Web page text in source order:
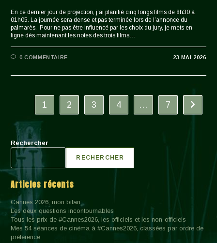
En ce dernier jour de projection, j’ai planifié cinq longs films de 8h30 à
01h05. La journée sera dense et pas terminée lors de l’annonce du
palmarès. Pour ne pas être influencé par les choix du jury, je mets en
ligne dès maintenant les notes des trois films…
0 COMMENTAIRE 23 MAI 2026
1 2 3 4 … 7 Aller à
Rechercher
RECHERCHER
Articles récents
Cannes 2026, mon bilan
Les deux questions incontournables
Tous les prix de #Cannes2026, les officiels et les non-officiels
Mes 54 séances de cinéma à #Cannes2026, classées par ordre de
préférence